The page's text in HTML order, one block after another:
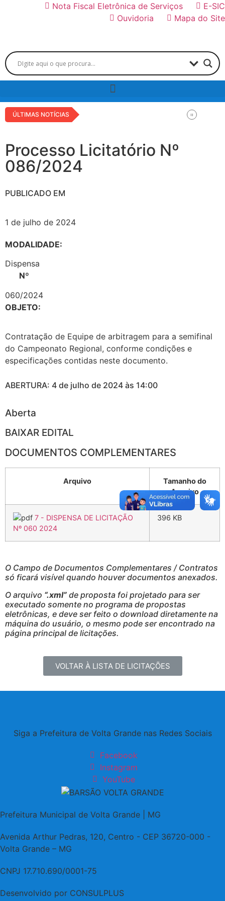
Nota Fiscal Eletrônica de Serviços
E-SIC
Ouvidoria
Mapa do Site
ÚLTIMAS NOTÍCIAS
Processo Licitatório Nº
086/2024
PUBLICADO EM
1 de julho de 2024
MODALIDADE:
Dispensa
Nº
060/2024
OBJETO:
Contratação de Equipe de arbitragem para a semifinal
do Campeonato Regional, conforme condições e
especificações contidas neste documento.
ABERTURA: 4 de julho de 2024 às 14:00
Aberta
BAIXAR EDITAL
DOCUMENTOS COMPLEMENTARES
Arquivo
Tamanho do
Arquivo
7 - DISPENSA DE LICITAÇÃO
Nº 060 2024
396 KB
O Campo de Documentos Complementares / Contratos
só ficará visível quando houver documentos anexados.
O arquivo “.xml” de proposta foi projetado para ser
executado somente no programa de propostas
eletrônicas, e deve ser feito o download diretamente na
máquina do usuário, o mesmo pode ser encontrado na
página principal de licitações.
VOLTAR À LISTA DE LICITAÇÕES
Siga a Prefeitura de Volta Grande nas Redes Sociais
Facebook
Instagram
YouTube
Prefeitura Municipal de Volta Grande | MG
Avenida Arthur Pedras, 120, Centro - CEP 36720-000 -
Volta Grande – MG
CNPJ 17.710.690/0001-75
Desenvolvido por CONSULPLUS